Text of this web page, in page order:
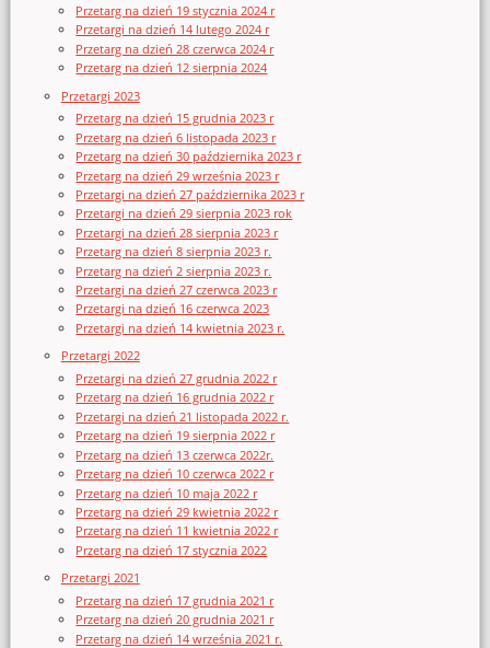
Przetarg na dzień 19 stycznia 2024 r
Przetargi na dzień 14 lutego 2024 r
Przetarg na dzień 28 czerwca 2024 r
Przetarg na dzień 12 sierpnia 2024
Przetargi 2023
Przetarg na dzień 15 grudnia 2023 r
Przetarg na dzień 6 listopada 2023 r
Przetarg na dzień 30 października 2023 r
Przetarg na dzień 29 września 2023 r
Przetargi na dzień 27 października 2023 r
Przetargi na dzień 29 sierpnia 2023 rok
Przetargi na dzień 28 sierpnia 2023 r
Przetarg na dzień 8 sierpnia 2023 r.
Przetarg na dzień 2 sierpnia 2023 r.
Przetargi na dzień 27 czerwca 2023 r
Przetargi na dzień 16 czerwca 2023
Przetargi na dzień 14 kwietnia 2023 r.
Przetargi 2022
Przetargi na dzień 27 grudnia 2022 r
Przetarg na dzień 16 grudnia 2022 r
Przetargi na dzień 21 listopada 2022 r.
Przetarg na dzień 19 sierpnia 2022 r
Przetarg na dzień 13 czerwca 2022r.
Przetarg na dzień 10 czerwca 2022 r
Przetarg na dzień 10 maja 2022 r
Przetarg na dzień 29 kwietnia 2022 r
Przetarg na dzień 11 kwietnia 2022 r
Przetarg na dzień 17 stycznia 2022
Przetargi 2021
Przetarg na dzień 17 grudnia 2021 r
Przetarg na dzień 20 grudnia 2021 r
Przetarg na dzień 14 września 2021 r.